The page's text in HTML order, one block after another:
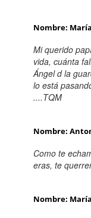
Nombre:
Mi querido
vida, cuánta
Ángel d la
lo está
....TQM
Nombre:
Como te
eras, te
Nombre: